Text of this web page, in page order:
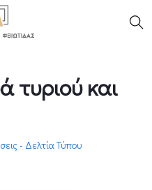
τυριού και
- Δελτία Τύπου